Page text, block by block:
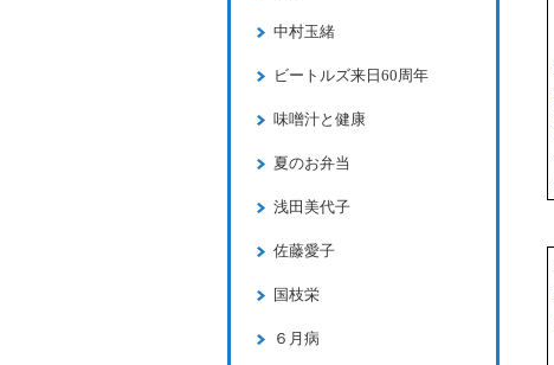
中村玉緒
ビートルズ来日60周年
味噌汁と健康
夏のお弁当
浅田美代子
佐藤愛子
国枝栄
６月病